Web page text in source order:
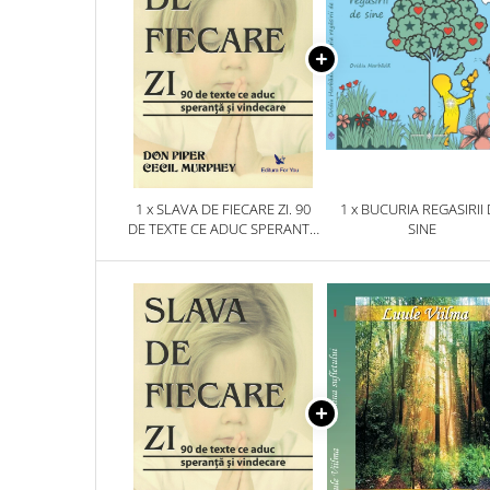
1 x SLAVA DE FIECARE ZI. 90
DE TEXTE CE ADUC SPERANTA
1 x BUCURIA REGASIRII
SINE